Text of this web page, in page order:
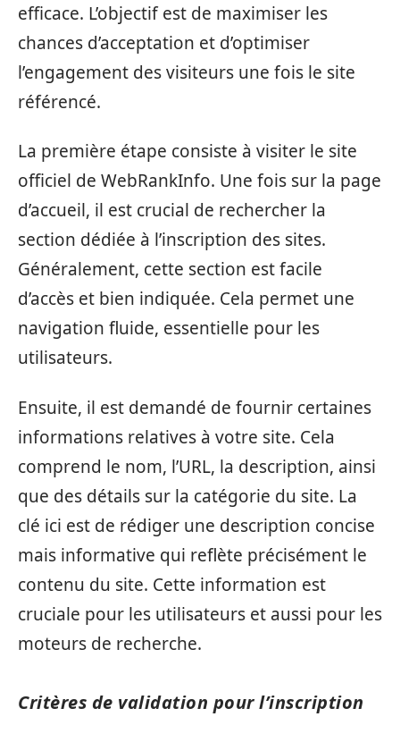
efficace. L’objectif est de maximiser les
chances d’acceptation et d’optimiser
l’engagement des visiteurs une fois le site
référencé.
La première étape consiste à visiter le site
officiel de WebRankInfo. Une fois sur la page
d’accueil, il est crucial de rechercher la
section dédiée à l’inscription des sites.
Généralement, cette section est facile
d’accès et bien indiquée. Cela permet une
navigation fluide, essentielle pour les
utilisateurs.
Ensuite, il est demandé de fournir certaines
informations relatives à votre site. Cela
comprend le nom, l’URL, la description, ainsi
que des détails sur la catégorie du site. La
clé ici est de rédiger une description concise
mais informative qui reflète précisément le
contenu du site. Cette information est
cruciale pour les utilisateurs et aussi pour les
moteurs de recherche.
Critères de validation pour l’inscription